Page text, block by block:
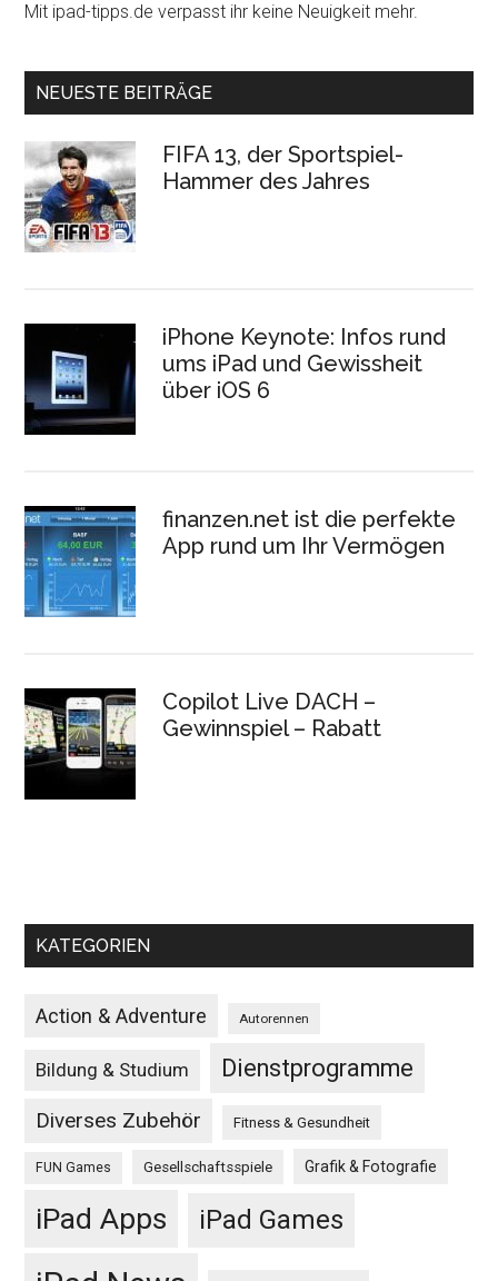
Mit ipad-tipps.de verpasst ihr keine Neuigkeit mehr.
NEUESTE BEITRÄGE
FIFA 13, der Sportspiel-
Hammer des Jahres
iPhone Keynote: Infos rund
ums iPad und Gewissheit
über iOS 6
finanzen.net ist die perfekte
App rund um Ihr Vermögen
Copilot Live DACH –
Gewinnspiel – Rabatt
KATEGORIEN
Action & Adventure Autorennen
Bildung & Studium Dienstprogramme
Diverses Zubehör Fitness & Gesundheit
FUN Games Gesellschaftsspiele Grafik & Fotografie
iPad Apps iPad Games